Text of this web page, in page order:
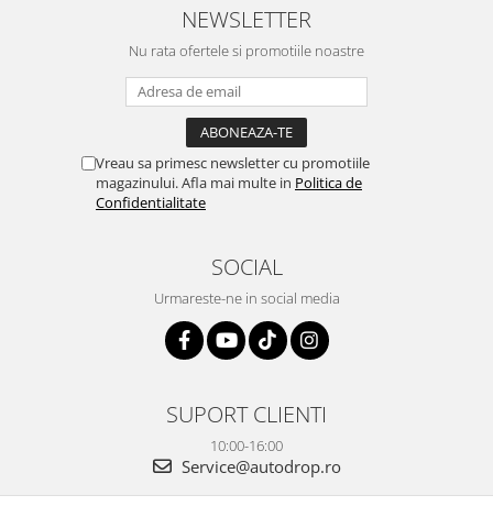
atras atentia ca nu era
conectat cablul de video de la
livrare rapidă, suport tehnic,
totul impecabil, o să revin la ei
și pentru vi...
NEWSLETTER
Nu rata ofertele si promotiile noastre
Vreau sa primesc newsletter cu promotiile
magazinului. Afla mai multe in Politica de
Confidentialitate
SOCIAL
Urmareste-ne in social media
SUPORT CLIENTI
10:00-16:00
Service@autodrop.ro